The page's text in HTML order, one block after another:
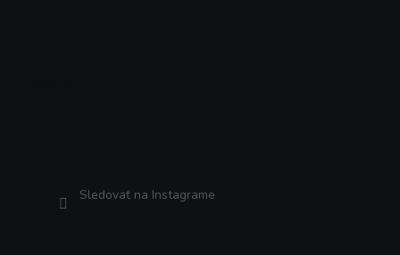
Sledovať na Instagrame